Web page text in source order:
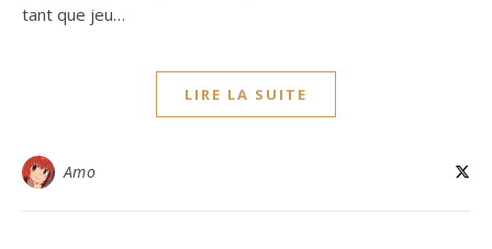
tant que jeu…
LIRE LA SUITE
Amo